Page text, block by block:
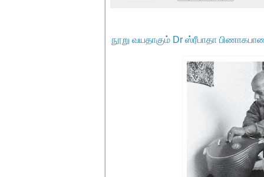
நூறு வயதாகும் Dr ஸ்ரீபாதா